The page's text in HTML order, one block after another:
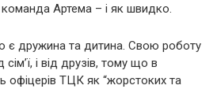
Артема – і як швидко.
є дружина та дитина. Свою роботу
і від друзів, тому що в
офіцерів ТЦК як “жорстоких та